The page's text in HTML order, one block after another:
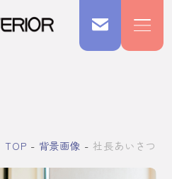
TOP 背景画像 社長あいさつ